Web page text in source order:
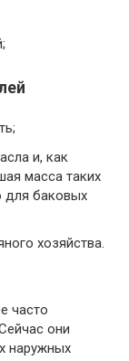
и, как
масса таких
для баковых
хозяйства.
часто
они
наружных